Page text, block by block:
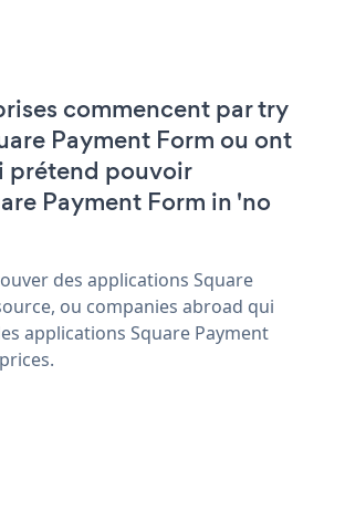
commencent par try
Payment Form ou ont
prétend pouvoir
Payment Form in 'no
des applications Square
ou companies abroad qui
applications Square Payment